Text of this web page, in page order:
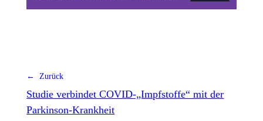
← Zurück
Studie verbindet COVID-„Impfstoffe“ mit der
Parkinson-Krankheit